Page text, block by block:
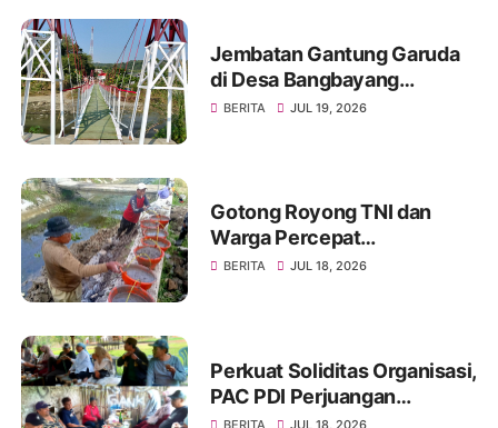
Jembatan Gantung Garuda
di Desa Bangbayang
Rampung Dibangun, Simbol
BERITA JUL 19, 2026
Gotong Royong TNI dan
Warga Percepat
Pembangunan Jembatan
BERITA JUL 18, 2026
Perkuat Soliditas Organisasi,
PAC PDI Perjuangan
Bumiayu Gelar Silaturahmi
BERITA JUL 18, 2026